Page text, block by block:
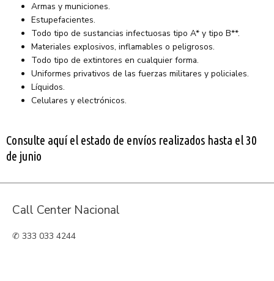
Armas y municiones.
Estupefacientes.
Todo tipo de sustancias infectuosas tipo A* y tipo B**.
Materiales explosivos, inflamables o peligrosos.
Todo tipo de extintores en cualquier forma.
Uniformes privativos de las fuerzas militares y policiales.
Líquidos.
Celulares y electrónicos.
Consulte aquí el estado de envíos realizados hasta el 30
de junio
Call Center Nacional
✆ 333 033 4244